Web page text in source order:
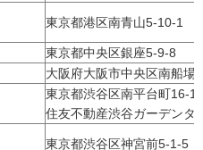
東京都港区南青山5-10-1
東京都中央区銀座5-9-8
大阪府大阪市中央区南船場
東京都渋谷区南平台町
住友不動産渋谷ガーデンタ
東京都渋谷区神宮前5-1-5